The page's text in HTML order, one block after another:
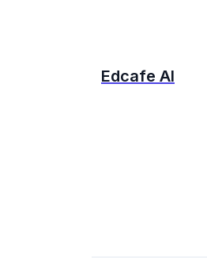
Edcafe AI